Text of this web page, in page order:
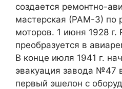
создается ремонтно-
мастерская (РАМ-3) по
моторов. 1 июня 1928
преобразуется в
В конце июля 1941 г.
эвакуация завода №47
первый эшелон с